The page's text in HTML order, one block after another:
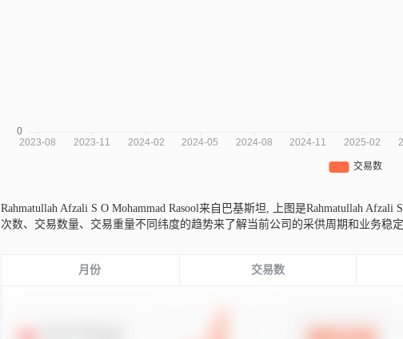
Rahmatullah Afzali S O Mohammad Rasool来自巴基斯坦,
上图是Rahmatullah
次数、交易数量、交易重量不同纬度的趋势来了解当前公司的采供周期和业务稳定
月份 交易数